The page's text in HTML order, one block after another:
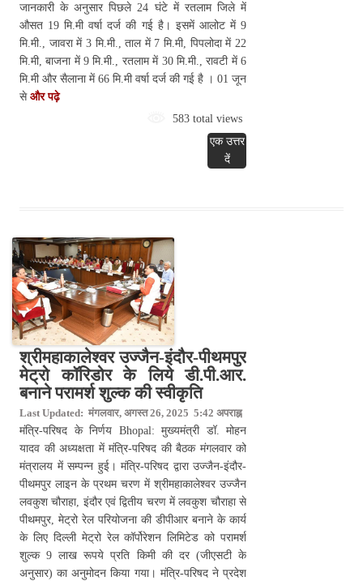
जानकारी के अनुसार पिछले 24 घंटे में रतलाम जिले में
औसत 19 मि.मी वर्षा दर्ज की गई है। इसमें आलोट में 9
मि.मी., जावरा में 3 मि.मी., ताल में 7 मि.मी, पिपलोदा में 22
मि.मी, बाजना में 9 मि.मी., रतलाम में 30 मि.मी., रावटी में 6
मि.मी और सैलाना में 66 मि.मी वर्षा दर्ज की गई है । 01 जून
से और पढ़े
583 total views
एक उत्तर
दें
श्रीमहाकालेश्वर उज्जैन-इंदौर-पीथमपुर
मेट्रो कॉरिडोर के लिये डी.पी.आर.
बनाने परामर्श शुल्क की स्वीकृति
Last Updated: मंगलवार, अगस्त 26, 2025 5:42 अपराह्न
मंत्रि-परिषद के निर्णय Bhopal: मुख्यमंत्री डॉ. मोहन
यादव की अध्यक्षता में मंत्रि-परिषद की बैठक मंगलवार को
मंत्रालय में सम्पन्न हुई। मंत्रि-परिषद द्वारा उज्जैन-इंदौर-
पीथमपुर लाइन के प्रथम चरण में श्रीमहाकालेश्वर उज्जैन
लवकुश चौराहा, इंदौर एवं द्वितीय चरण में लवकुश चौराहा से
पीथमपुर, मेट्रो रेल परियोजना की डीपीआर बनाने के कार्य
के लिए दिल्ली मेट्रो रेल कॉर्पोरेशन लिमिटेड को परामर्श
शुल्क 9 लाख रूपये प्रति किमी की दर (जीएसटी के
अनुसार) का अनुमोदन किया गया। मंत्रि-परिषद ने प्रदेश